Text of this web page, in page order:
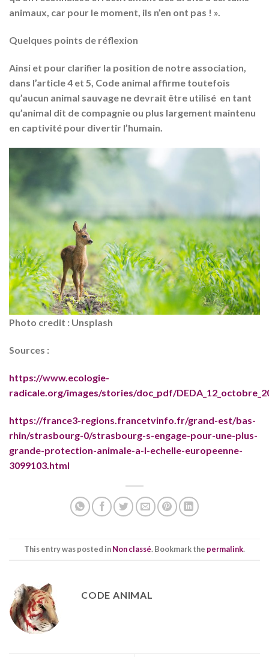
animaux, car pour le moment, ils n’en ont pas ! ».
Quelques points de réflexion
Ainsi et pour clarifier la position de notre association,
dans l’article 4 et 5, Code animal affirme toutefois
qu’aucun animal sauvage ne devrait être utilisé en tant
qu’animal dit de compagnie ou plus largement maintenu
en captivité pour divertir l’humain.
Photo credit : Unsplash
Sources :
https://www.ecologie-
radicale.org/images/stories/doc_pdf/
https://france3-regions.francetvinfo.fr/grand-est/bas-
rhin/strasbourg-0/strasbourg-s-engage-pour-une-plus-
grande-protection-animale-a-l-echelle-europeenne-
3099103.html
This entry was posted inNon classé. Bookmark the permalink.
CODE ANIMAL